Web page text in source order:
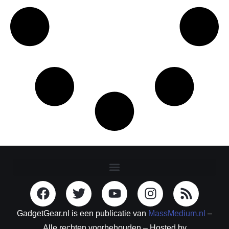
GadgetGear.nl is een publicatie van MassMedium.nl –